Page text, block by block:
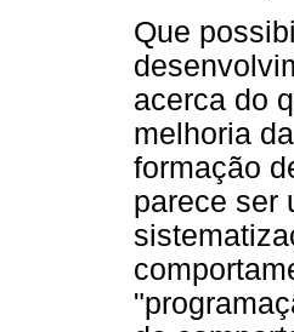
Que
acerca do
melhoria
formação
parece ser